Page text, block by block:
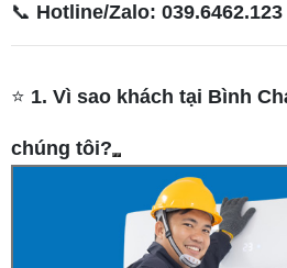
📞 Hotline/Zalo: 039.6462.123
⭐ 1. Vì sao khách tại Bình
chúng tôi?